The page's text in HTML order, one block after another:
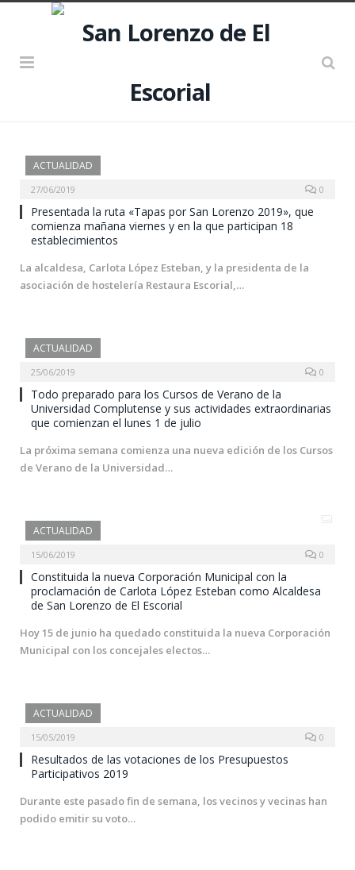
ACTUALIDAD
27/06/2019 0
Presentada la ruta «Tapas por San Lorenzo 2019», que
comienza mañana viernes y en la que participan 18
establecimientos
La alcaldesa, Carlota López Esteban, y la presidenta de la
asociación de hostelería Restaura Escorial,…
ACTUALIDAD
25/06/2019 0
Todo preparado para los Cursos de Verano de la
Universidad Complutense y sus actividades extraordinarias
que comienzan el lunes 1 de julio
La próxima semana comienza una nueva edición de los Cursos
de Verano de la Universidad…
ACTUALIDAD
15/06/2019 0
Constituida la nueva Corporación Municipal con la
proclamación de Carlota López Esteban como Alcaldesa
de San Lorenzo de El Escorial
Hoy 15 de junio ha quedado constituida la nueva Corporación
Municipal con los concejales electos…
ACTUALIDAD
15/05/2019 0
Resultados de las votaciones de los Presupuestos
Participativos 2019
Durante este pasado fin de semana, los vecinos y vecinas han
podido emitir su voto…